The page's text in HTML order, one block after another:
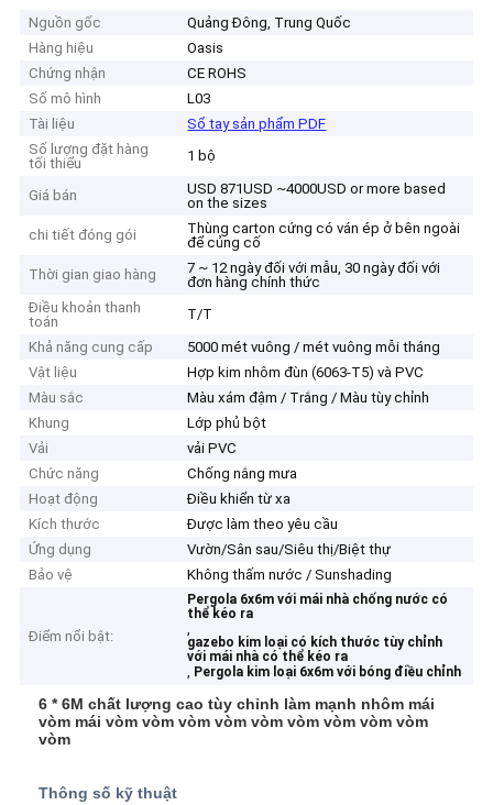
Nguồn gốc
Quảng Đông, Trung Quốc
Hàng hiệu
Oasis
Chứng nhận
CE ROHS
Số mô hình
L03
Tài liệu
Sổ tay sản phẩm PDF
Số lượng đặt hàng
tối thiểu
1 bộ
Giá bán
USD 871USD ~4000USD or more based
on the sizes
chi tiết đóng gói
Thùng carton cứng có ván ép ở bên ngoài
để củng cố
Thời gian giao hàng
7 ~ 12 ngày đối với mẫu, 30 ngày đối với
đơn hàng chính thức
Điều khoản thanh
toán
T/T
Khả năng cung cấp
5000 mét vuông / mét vuông mỗi tháng
Vật liệu
Hợp kim nhôm đùn (6063-T5) và PVC
Màu sắc
Màu xám đậm / Trắng / Màu tùy chỉnh
Khung
Lớp phủ bột
Vải
vải PVC
Chức năng
Chống nắng mưa
Hoạt động
Điều khiển từ xa
Kích thước
Được làm theo yêu cầu
Ứng dụng
Vườn/Sân sau/Siêu thị/Biệt thự
Bảo vệ
Không thấm nước / Sunshading
Điểm nổi bật:
Pergola 6x6m với mái nhà chống nước có
thể kéo ra
,
gazebo kim loại có kích thước tùy chỉnh
với mái nhà có thể kéo ra
, Pergola kim loại 6x6m với bóng điều chỉnh
6 * 6M chất lượng cao tùy chỉnh làm mạnh nhôm mái
vòm mái vòm vòm vòm vòm vòm vòm vòm vòm vòm
vòm
Thông số kỹ thuật